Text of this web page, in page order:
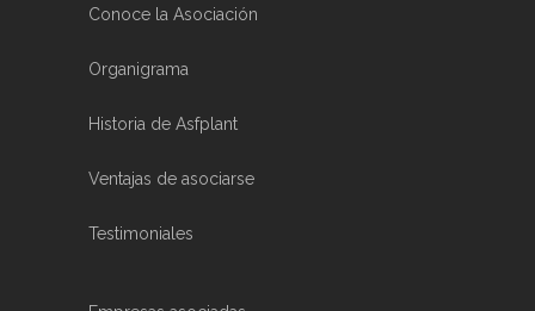
Conoce la Asociación
Organigrama
Historia de Asfplant
Ventajas de asociarse
Testimoniales